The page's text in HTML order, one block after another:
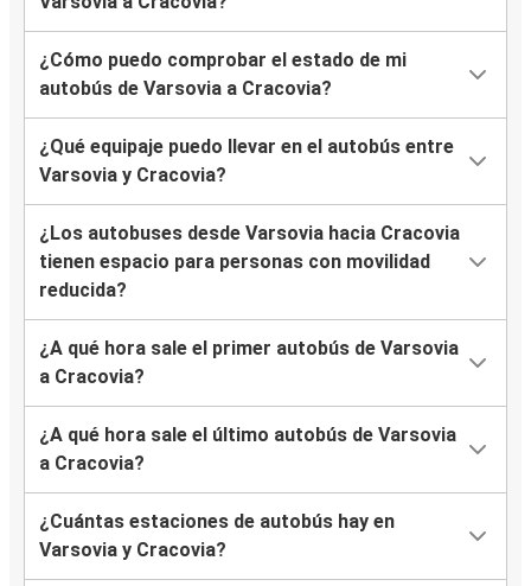
¿Cómo puedo comprobar el estado de mi
autobús de Varsovia a Cracovia?
¿Qué equipaje puedo llevar en el autobús entre
Varsovia y Cracovia?
¿Los autobuses desde Varsovia hacia Cracovia
tienen espacio para personas con movilidad
reducida?
¿A qué hora sale el primer autobús de Varsovia
a Cracovia?
¿A qué hora sale el último autobús de Varsovia
a Cracovia?
¿Cuántas estaciones de autobús hay en
Varsovia y Cracovia?